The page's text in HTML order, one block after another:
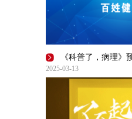
2025-03-13